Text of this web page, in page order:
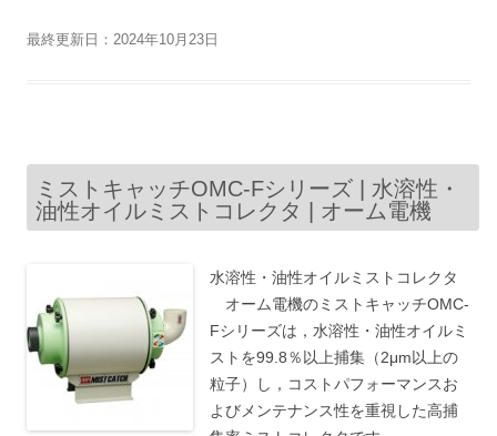
最終更新日：2024年10月23日
ミストキャッチOMC-Fシリーズ | 水溶性・
油性オイルミストコレクタ | オーム電機
水溶性・油性オイルミストコレクタ
オーム電機のミストキャッチOMC-
Fシリーズは，水溶性・油性オイルミ
ストを99.8％以上捕集（2μm以上の
粒子）し，コストパフォーマンスお
よびメンテナンス性を重視した高捕